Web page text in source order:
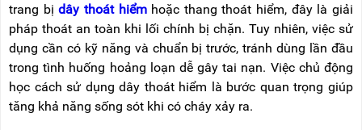
trang bịdây thoát hiểmhoặc thang thoát hiểm, đây là giải
pháp thoát an toàn khi lối chính bị chặn. Tuy nhiên, việc sử
dụng cần có kỹ năng và chuẩn bị trước, tránh dùng lần đầu
trong tình huống hoảng loạn dễ gây tai nạn. Việc chủ động
học cách sử dụng dây thoát hiểm là bước quan trọng giúp
tăng khả năng sống sót khi có cháy xảy ra.